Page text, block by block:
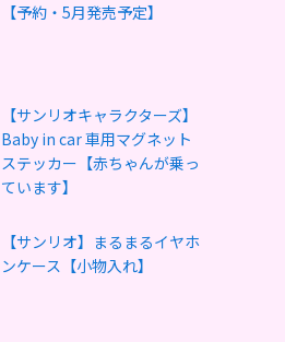
【予約・5月発売予定】
【サンリオキャラクターズ】
Baby in car 車用マグネット
ステッカー【赤ちゃんが乗っ
ています】
【サンリオ】まるまるイヤホ
ンケース【小物入れ】